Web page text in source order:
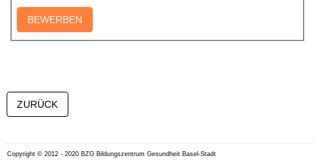
Copyright © 2012 - 2020 BZG Bildungszentrum Gesundheit Basel-Stadt